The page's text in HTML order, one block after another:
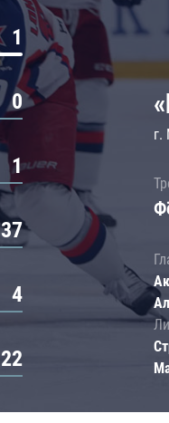
1
0
1
37
4
22
г.